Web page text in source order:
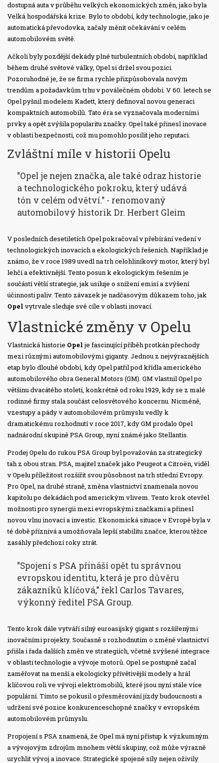
dostupná auta v průběhu velkých ekonomických změn, jako byla
Velká hospodářská krize. Bylo to období, kdy technologie, jako je
automatická převodovka, začaly měnit očekávání v celém
automobilovém světě.
Ačkoli byly pozdější dekády plné turbulentních období, například
během druhé světové války, Opel si držel svou pozici.
Pozoruhodné je, že se firma rychle přizpůsobovala novým
trendům a požadavkům trhu v poválečném období. V 60. letech se
Opel pyšnil modelem Kadett, který definoval novou generaci
kompaktních automobilů. Tato éra se vyznačovala moderními
prvky a opět zvýšila popularitu značky. Opel také přinesl inovace
v oblasti bezpečnosti, což mu pomohlo posílit jeho reputaci.
Zvláštní míle v historii Opelu
"Opel je nejen značka, ale také odraz historie
a technologického pokroku, který udává
tón v celém odvětví." - renomovaný
automobilový historik Dr. Herbert Gleim
V posledních desetiletích Opel pokračoval v přebírání vedení v
technologických inovacích a ekologických řešeních. Například je
známo, že v roce 1989 uvedl na trh celohliníkový motor, který byl
lehčí a efektivnější. Tento posun k ekologickým řešením je
součástí větší strategie, jak usiluje o snížení emisí a zvýšení
účinnosti paliv. Tento závazek je nadčasovým důkazem toho, jak
Opel vytrvale sleduje své cíle v oblasti inovací.
Vlastnické změny v Opelu
Vlastnická historie Opelje fascinující příběh protkán přechody
mezi různými automobilovými giganty. Jednou z nejvýraznějších
etap bylo dlouhé období, kdy Opel patřil pod křídla amerického
automobilového obra General Motors (GM). GM vlastnil Opel po
většinu dvacátého století, konkrétně od roku 1929, kdy se z malé
rodinné firmy stala součást celosvětového koncernu. Nicméně,
vzestupy a pády v automobilovém průmyslu vedly k
dramatickému rozhodnutí v roce 2017, kdy GM prodalo Opel
nadnárodní skupině PSA Group, nyní známé jako Stellantis.
Prodej Opelu do rukou PSA Group byl považován za strategický
tah z obou stran. PSA, majitel značek jako Peugeot a Citroën, viděl
v Opelu příležitost rozšířit svou působnost na trh střední Evropy.
Pro Opel, na druhé straně, změna vlastnictví znamenala novou
kapitolu po dekádách pod americkým vlivem. Tento krok otevřel
možnosti pro synergii mezi evropskými značkami a přinesl
novou vlnu inovací a investic. Ekonomická situace v Evropě byla v
té době příznivá a umožňovala lepší stabilitu značce, kterou těžce
zasáhly předchozí roky ztrát.
"Spojení s PSA přináší opět tu správnou
evropskou identitu, která je pro důvěru
zákazníků klíčová," řekl Carlos Tavares,
výkonný ředitel PSA Group.
Tento krok dále vytváří silný euroasijský gigant s rozšířenými
inovačními projekty. Současně s rozhodnutím o změně vlastnictví
přišla i řada dalších změn ve strategiích, včetně zvýšené integrace
v oblasti technologie a vývoje motorů. Opel se postupně začal
zaměřovat na menší a ekologicky přívětivější modely a hrál
klíčovou roli ve vývoji elektromobilů, které jsou nyní stále více
populární. Tímto se pokusil o přesměrování jízdy budoucnosti a
udržení své pozice konkurenceschopné značky v evropském
automobilovém průmyslu.
Propojení s PSA znamená, že Opel má nyní přístup k výzkumným
a vývojovým zdrojům mnohem větší skupiny, což může výrazně
urychlit vývoj a inovace. Strategické spojené síly nejen oživily